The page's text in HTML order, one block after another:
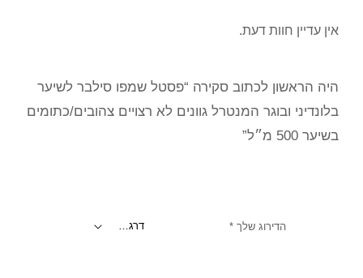
אין עדיין חוות דעת.
היה הראשון לכתוב סקירה “פסטל שמפו סילבר לשיער
בלונדיני ובוגר המנטרל גוונים לא רצויים צהובים/כתומים
בשיער 500 מ״ל”
הדירוג שלך *